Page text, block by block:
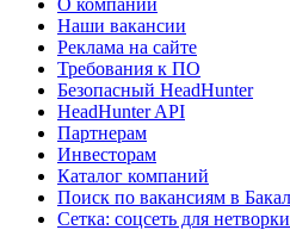
Наши вакансии
Реклама на сайте
Требования к ПО
Безопасный HeadHunter
HeadHunter API
Партнерам
Инвесторам
Каталог компаний
Поиск по вакансиям в
Сетка: соцсеть для